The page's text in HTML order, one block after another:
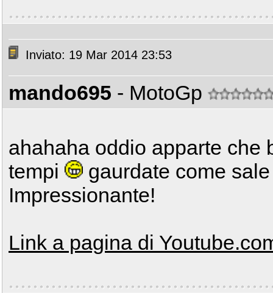
Inviato: 19 Mar 2014 23:53
mando695 - MotoGp
ahahaha oddio apparte che
tempi
gaurdate come
Impressionante!
Link a pagina di